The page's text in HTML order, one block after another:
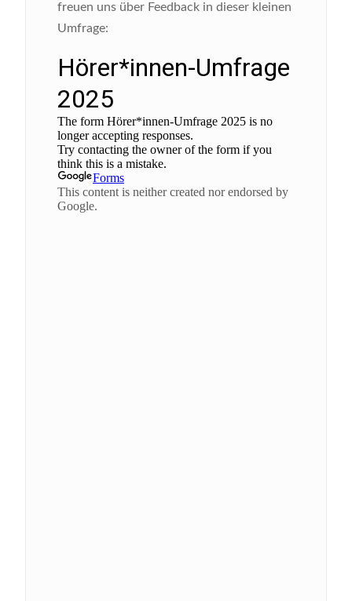
freuen uns über Feedback in dieser kleinen
Umfrage: